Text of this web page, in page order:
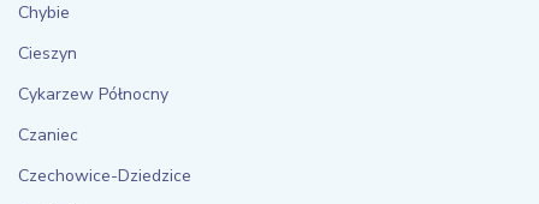
Chybie
Cieszyn
Cykarzew Północny
Czaniec
Czechowice-Dziedzice